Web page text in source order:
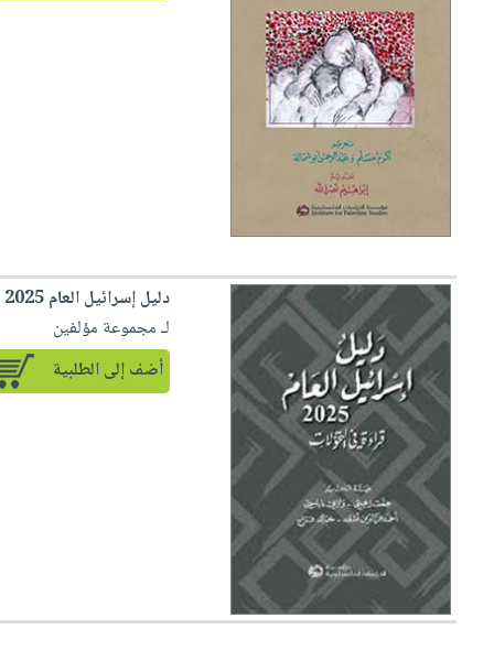
دليل إسرائيل العام 2025 قراءة في التحولات
لـ مجموعة مؤلفين
أضف إلى الطلبية